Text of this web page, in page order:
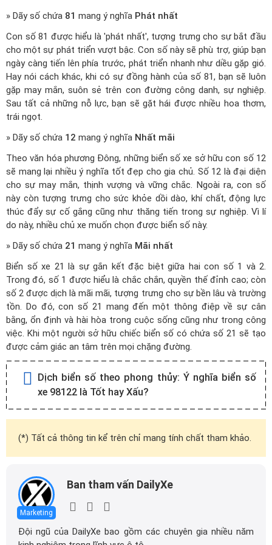
» Dãy số chứa 81 mang ý nghĩa Phát nhất
Con số 81 được hiểu là 'phát nhất', tượng trưng cho sự bắt đầu
cho một sự phát triển vượt bậc. Con số này sẽ phù trợ, giúp bạn
ngày càng tiến lên phía trước, phát triển nhanh như diều gặp gió.
Hay nói cách khác, khi có sự đồng hành của số 81, bạn sẽ luôn
gặp may mắn, suôn sẻ trên con đường công danh, sự nghiệp.
Sau tất cả những nỗ lực, bạn sẽ gặt hái được nhiều hoa thơm,
trái ngọt.
» Dãy số chứa 12 mang ý nghĩa Nhất mãi
Theo văn hóa phương Đông, những biển số xe sở hữu con số 12
sẽ mang lại nhiều ý nghĩa tốt đẹp cho gia chủ. Số 12 là đại diện
cho sự may mắn, thịnh vượng và vững chắc. Ngoài ra, con số
này còn tượng trưng cho sức khỏe dồi dào, khí chất, động lực
thúc đẩy sự cố gắng cũng như thăng tiến trong sự nghiệp. Vì lí
do này, nhiều chủ xe muốn chọn được biển số này.
» Dãy số chứa 21 mang ý nghĩa Mãi nhất
Biển số xe 21 là sự gắn kết đặc biệt giữa hai con số 1 và 2.
Trong đó, số 1 được hiểu là chắc chắn, quyền thế đỉnh cao; còn
số 2 được dịch là mãi mãi, tượng trưng cho sự bền lâu và trường
tồn. Do đó, con số 21 mang đến một thông điệp về sự cân
bằng, ổn định và hài hòa trong cuộc sống cũng như trong công
việc. Khi một người sở hữu chiếc biển số có chứa số 21 sẽ tạo
được cảm giác an tâm trên mọi chặng đường.
Dịch biển số theo phong thủy: Ý nghĩa biển số
xe 98122 là Tốt hay Xấu?
(*) Tất cả thông tin kể trên chỉ mang tính chất tham khảo.
Marketing
Ban tham vấn DailyXe
Đội ngũ của DailyXe bao gồm các chuyên gia nhiều năm